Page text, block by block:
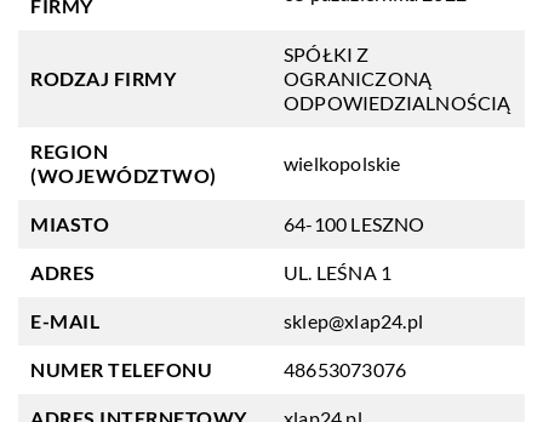
FIRMY
RODZAJ FIRMY
SPÓŁKI Z
OGRANICZONĄ
ODPOWIEDZIALNOŚCIĄ
REGION
(WOJEWÓDZTWO)
wielkopolskie
MIASTO 64-100 LESZNO
ADRES UL. LEŚNA 1
E-MAIL sklep@xlap24.pl
NUMER TELEFONU 48653073076